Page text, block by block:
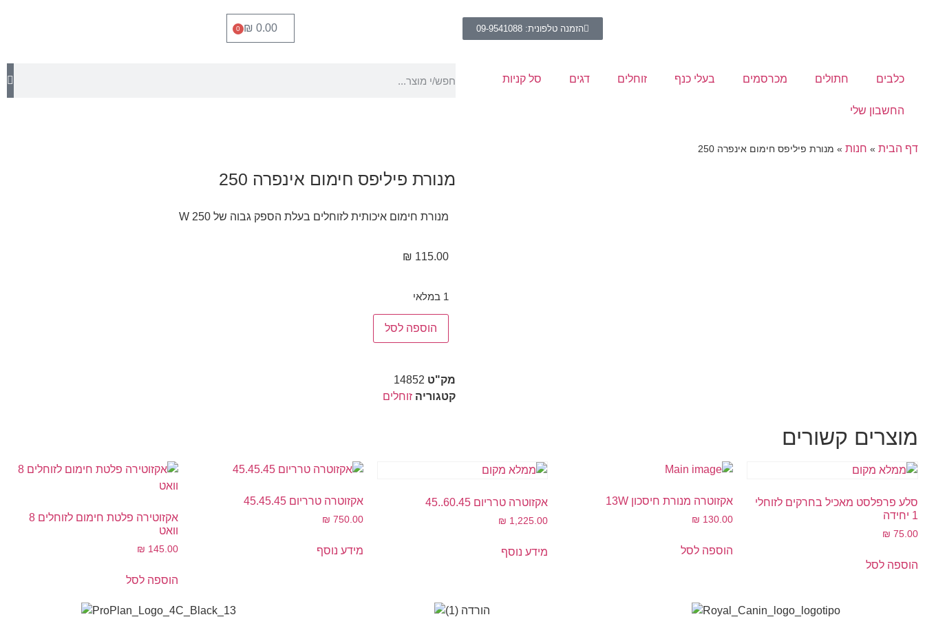
הזמנה טלפונית: 09-9541088 ₪ 0.00
0
כלבים חתולים מכרסמים בעלי כנף זוחלים דגים סל קניות
החשבון שלי
דף הבית » חנות » מנורת פיליפס חימום אינפרה 250
מנורת פיליפס חימום אינפרה 250
מנורת חימום איכותית לזוחלים בעלת הספק גבוה של 250 W
₪ 115.00
1 במלאי
הוספה לסל
מק"ט 14852
קטגוריה זוחלים
מוצרים קשורים
סלע פרפלסט מאכיל בחרקים לזוחלי
1 יחידה
₪ 75.00
הוספה לסל
אקזוטרה מנורת חיסכון 13W
₪ 130.00
הוספה לסל
אקזוטרה טרריום 60.45..45
₪ 1,225.00
מידע נוסף
אקזוטרה טרריום 45.45.45
₪ 750.00
מידע נוסף
אקזוטירה פלטת חימום לזוחלים 8
וואט
₪ 145.00
הוספה לסל